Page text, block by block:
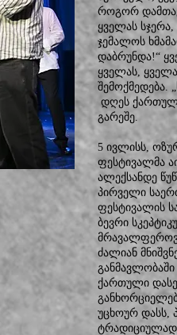
როგორ
ყველას
ჯემალოს
დაბრუნდა!“
ყველას,
დღეს
გარეშე.
5 ივლისს,
ფესტივალმა
ალექსანდე
პირველი
ფესტივალის
ბევრი
ძალიან
ქართული
უცხოურ დასს,